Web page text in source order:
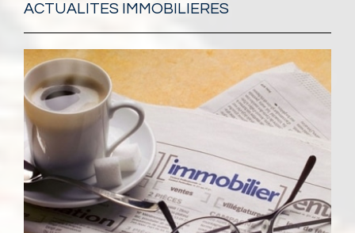
ACTUALITES IMMOBILIERES